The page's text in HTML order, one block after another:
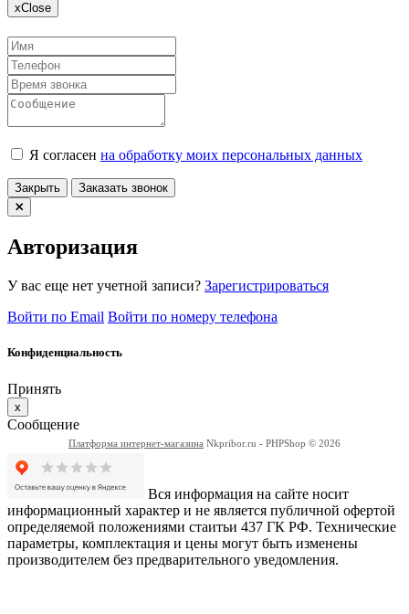
xClose
Я согласен на обработку моих персональных данных
Закрыть Заказать звонок
Авторизация
У вас еще нет учетной записи? Зарегистрироваться
Войти по Email Войти по номеру телефона
Конфиденциальность
Принять
x
Сообщение
Платформа интернет-магазина Nkpribor.ru - PHPShop © 2026
Вся информация на сайте носит
информационный характер и не является публичной офертой
определяемой положениями стаитьи 437 ГК РФ. Технические
параметры, комплектация и цены могут быть изменены
производителем без предварительного уведомления.